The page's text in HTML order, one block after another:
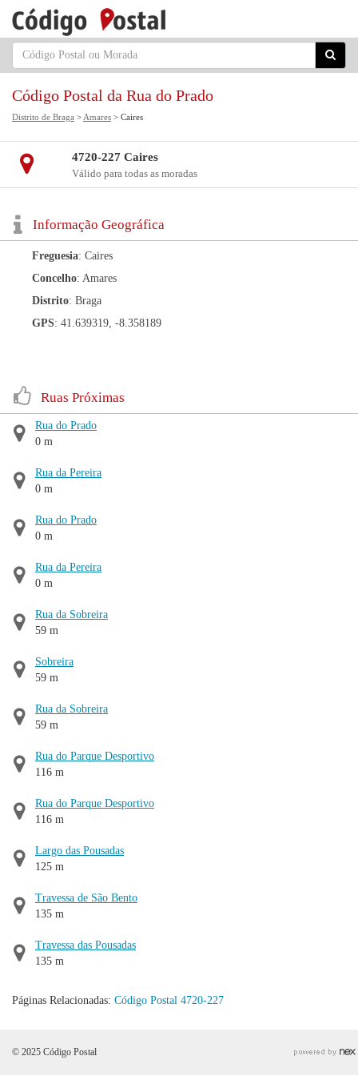
Código Postal da Rua do Prado
Distrito de Braga > Amares > Caires
4720-227 Caires
Válido para todas as moradas
Informação Geográfica
Freguesia: Caires
Concelho: Amares
Distrito: Braga
GPS: 41.639319, -8.358189
Ruas Próximas
Rua do Prado
0 m
Rua da Pereira
0 m
Rua do Prado
0 m
Rua da Pereira
0 m
Rua da Sobreira
59 m
Sobreira
59 m
Rua da Sobreira
59 m
Rua do Parque Desportivo
116 m
Rua do Parque Desportivo
116 m
Largo das Pousadas
125 m
Travessa de São Bento
135 m
Travessa das Pousadas
135 m
Páginas Relacionadas: Código Postal 4720-227
© 2025 Código Postal